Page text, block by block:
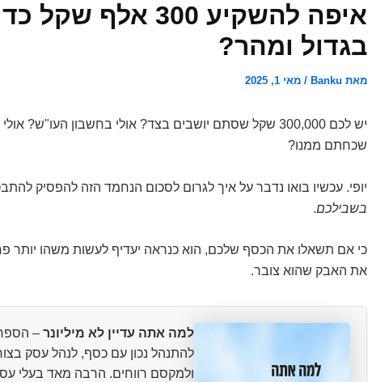
איפה להשקיע 300 אלף
בגדול ומהר?
מאת Banku
/ מאי 1, 2025
יש לכם 300,000 שקל שסתם יושבים בצד? אולי בחשבון העו"ש?
שכחתם ממנו?
יופי. עכשיו בואו נדבר על איך לגרום לסכום הנחמד הזה להפסיק
בשבילכם.
כי אם תשאלו את הכסף שלכם, הוא כנראה יעדיף לעשות משהו יותר
את האבק שהוא צובר.
למה אתה עדיין לא מיליונר –
להתנהל נכון עם כסף, לנהל עסק
ולמקסם רווחים. הרבה מאד בעלי